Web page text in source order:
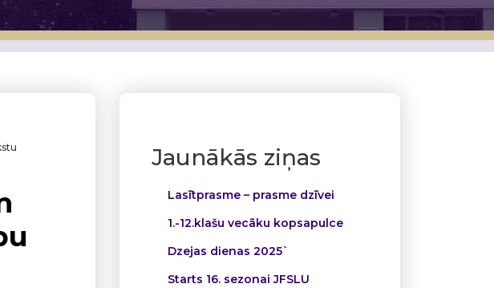
Jaunākās ziņas
Lasītprasme – prasme dzīvei
1.-12.klašu vecāku kopsapulce
Dzejas dienas 2025`
Starts 16. sezonai JFSLU